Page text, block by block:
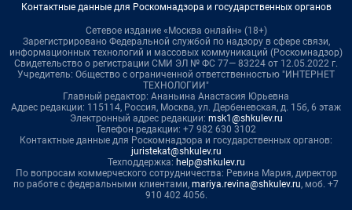
Контактные данные для Роскомнадзора и государственных органов
Сетевое издание «Москва онлайн» (18+)
Зарегистрировано Федеральной службой по надзору в сфере связи,
информационных технологий и массовых коммуникаций (Роскомнадзор)
Свидетельство о регистрации СМИ ЭЛ № ФС 77— 83224 от 12.05.2022 г.
Учредитель: Общество с ограниченной ответственностью "ИНТЕРНЕТ
ТЕХНОЛОГИИ"
Главный редактор: Ананьина Анастасия Юрьевна
Адрес редакции: 115114, Россия, Москва, ул. Дербеневская, д. 15б, 6 этаж
Электронный адрес редакции: msk1@shkulev.ru
Телефон редакции: +7 982 630 3102
Контактные данные для Роскомнадзора и государственных органов:
juristekat@shkulev.ru
Техподдержка: help@shkulev.ru
По вопросам коммерческого сотрудничества: Ревина Мария, директор
по работе с федеральными клиентами, mariya.revina@shkulev.ru, моб. +7
910 402 4056.